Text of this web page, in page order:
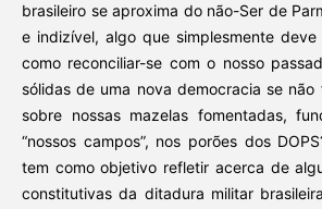
brasileiro se aproxima do não-Ser de
e indizível, algo que simplesmente
como reconciliar-se com o nosso
sólidas de uma nova democracia se não
sobre nossas mazelas fomentadas,
“nossos campos”, nos porões dos
tem como objetivo refletir acerca de
constitutivas da ditadura militar